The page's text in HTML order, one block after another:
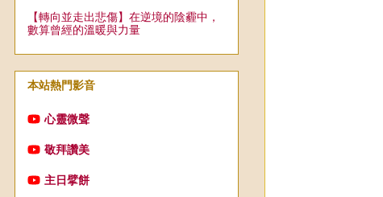
【轉向並走出悲傷】在逆境的陰霾中，
數算曾經的溫暖與力量
本站熱門影音
心靈微聲
敬拜讚美
主日擘餅